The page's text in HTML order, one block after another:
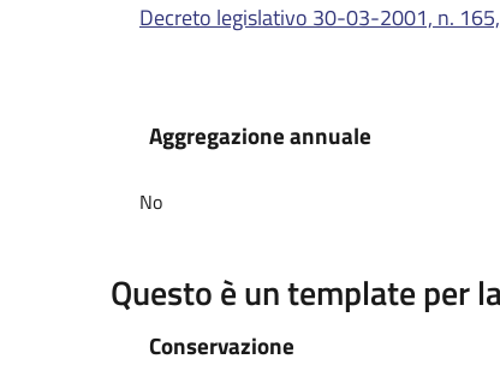
Decreto legislativo 30-03-2001, n.
Aggregazione annuale
No
Questo è un template per
Conservazione